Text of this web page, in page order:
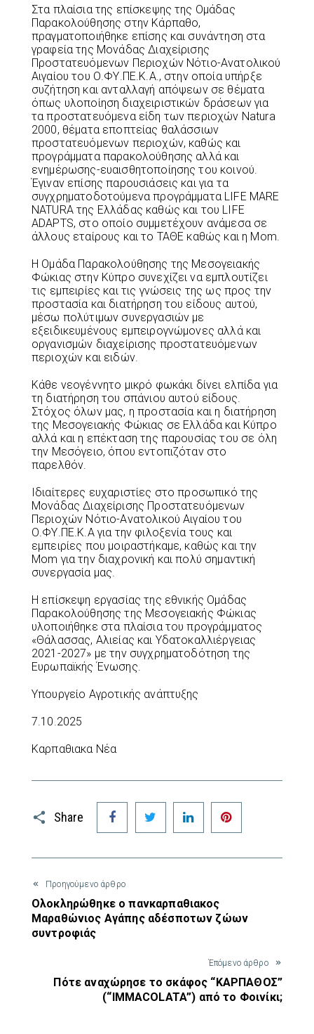
Στα πλαίσια της επίσκεψης της Ομάδας
Παρακολούθησης στην Κάρπαθο,
πραγματοποιήθηκε επίσης και συνάντηση στα
γραφεία της Μονάδας Διαχείρισης
Προστατευόμενων Περιοχών Νότιο-Ανατολικού
Αιγαίου του Ο.ΦΥ.ΠΕ.Κ.Α., στην οποία υπήρξε
συζήτηση και ανταλλαγή απόψεων σε θέματα
όπως υλοποίηση διαχειριστικών δράσεων για
τα προστατευόμενα είδη των περιοχών Natura
2000, θέματα εποπτείας θαλάσσιων
προστατευόμενων περιοχών, καθώς και
προγράμματα παρακολούθησης αλλά και
ενημέρωσης-ευαισθητοποίησης του κοινού.
Έγιναν επίσης παρουσιάσεις και για τα
συγχρηματοδοτούμενα προγράμματα LIFE MARE
NATURA της Ελλάδας καθώς και του LIFE
ADAPTS, στο οποίο συμμετέχουν ανάμεσα σε
άλλους εταίρους και το ΤΑΘΕ καθώς και η Mom.
Η Ομάδα Παρακολούθησης της Μεσογειακής
Φώκιας στην Κύπρο συνεχίζει να εμπλουτίζει
τις εμπειρίες και τις γνώσεις της ως προς την
προστασία και διατήρηση του είδους αυτού,
μέσω πολύτιμων συνεργασιών με
εξειδικευμένους εμπειρογνώμονες αλλά και
οργανισμών διαχείρισης προστατευόμενων
περιοχών και ειδών.
Κάθε νεογέννητο μικρό φωκάκι δίνει ελπίδα για
τη διατήρηση του σπάνιου αυτού είδους.
Στόχος όλων μας, η προστασία και η διατήρηση
της Μεσογειακής Φώκιας σε Ελλάδα και Κύπρο
αλλά και η επέκταση της παρουσίας του σε όλη
την Μεσόγειο, όπου εντοπιζόταν στο
παρελθόν.
Ιδιαίτερες ευχαριστίες στο προσωπικό της
Μονάδας Διαχείρισης Προστατευόμενων
Περιοχών Νότιο-Ανατολικού Αιγαίου του
Ο.ΦΥ.ΠΕ.Κ.Α για την φιλοξενία τους και
εμπειρίες που μοιραστήκαμε, καθώς και την
Mom για την διαχρονική και πολύ σημαντική
συνεργασία μας.
Η επίσκεψη εργασίας της εθνικής Ομάδας
Παρακολούθησης της Μεσογειακής Φώκιας
υλοποιήθηκε στα πλαίσια του προγράμματος
«Θάλασσας, Αλιείας και Υδατοκαλλιέργειας
2021-2027» με την συγχρηματοδότηση της
Ευρωπαϊκής Ένωσης.
Υπουργείο Αγροτικής ανάπτυξης
7.10.2025
Καρπαθιακα Νέα
Share
Facebook Twitter LinkedIn
Προηγούμενο άρθρο
Ολοκληρώθηκε ο πανκαρπαθιακος
Μαραθώνιος Αγάπης αδέσποτων ζώων
συντροφιάς
Έπόμενο άρθρο
Πότε αναχώρησε το σκάφος “ΚΑΡΠΑΘΟΣ”
(“IMMACOLATA”) από το Φοινίκι;